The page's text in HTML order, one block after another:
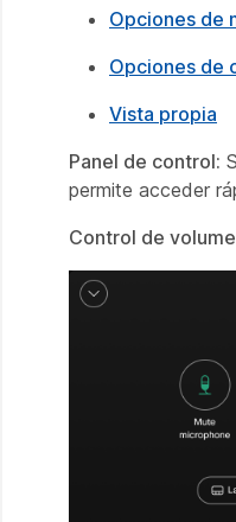
Opciones de
Opciones de
Vista propia
Panel de control:
permite acceder
Control de